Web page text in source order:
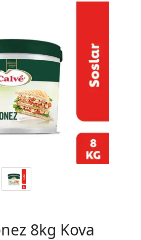
8kg Kova